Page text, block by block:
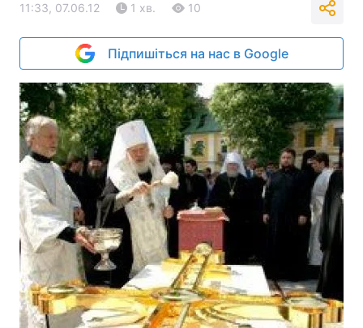
11:33, 07.06.12 1 хв. 10
Підпишіться на нас в Google